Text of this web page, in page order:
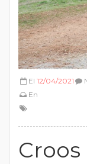
El 12/04/2021
En